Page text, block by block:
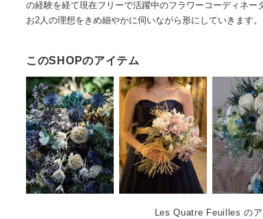
の経験を経て現在フリーで活躍中のフラワーコーディネー
お2人の理想をきめ細やかに伺いながら形にしていきます。
このSHOPのアイテム
Les Quatre Feuilles のア